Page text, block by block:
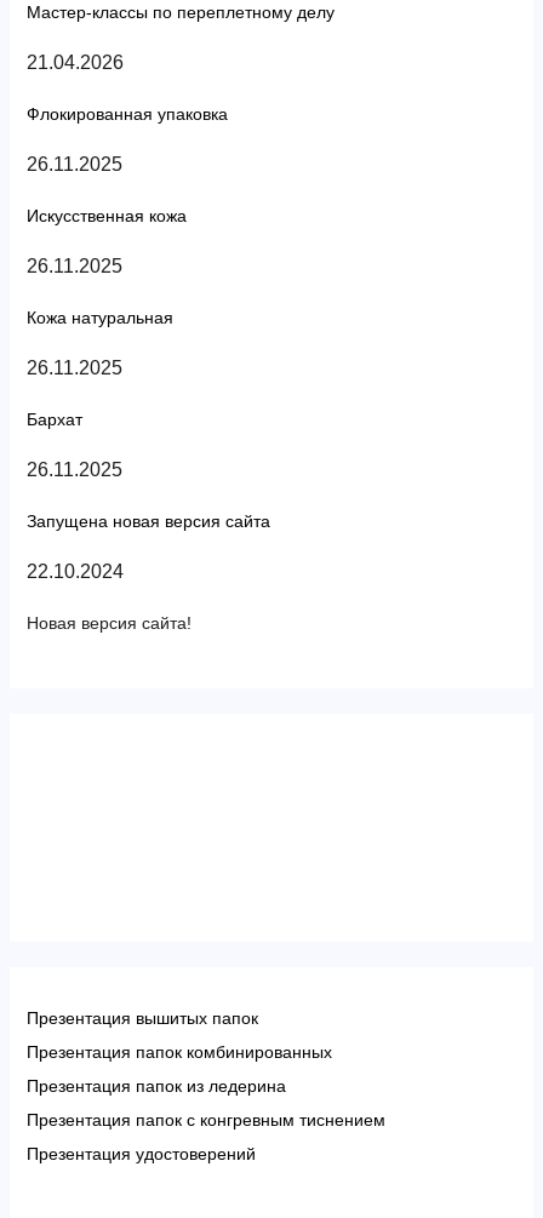
Мастер-классы по переплетному делу
21.04.2026
Флокированная упаковка
26.11.2025
Искусственная кожа
26.11.2025
Кожа натуральная
26.11.2025
Бархат
26.11.2025
Запущена новая версия сайта
22.10.2024
Новая версия сайта!
Презентация вышитых папок
Презентация папок комбинированных
Презентация папок из ледерина
Презентация папок с конгревным тиснением
Презентация удостоверений